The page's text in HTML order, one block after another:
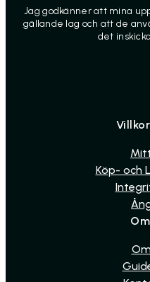
Köp- och
Jag godkänner att mina
gällande lag och att de
det